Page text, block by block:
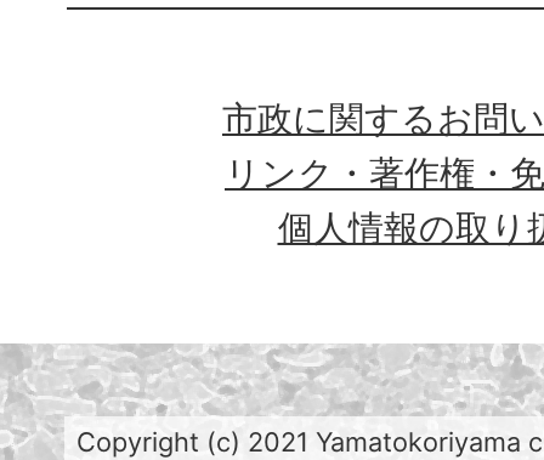
市政に関するお問
リンク・著作権・
個人情報の取り
Copyright (c) 2021 Yamatokoriyama